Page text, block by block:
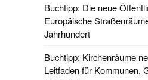
Buchtipp: Die neue
Europäische
Jahrhundert
Buchtipp: Kirchenräume
Leitfaden für Kommunen,